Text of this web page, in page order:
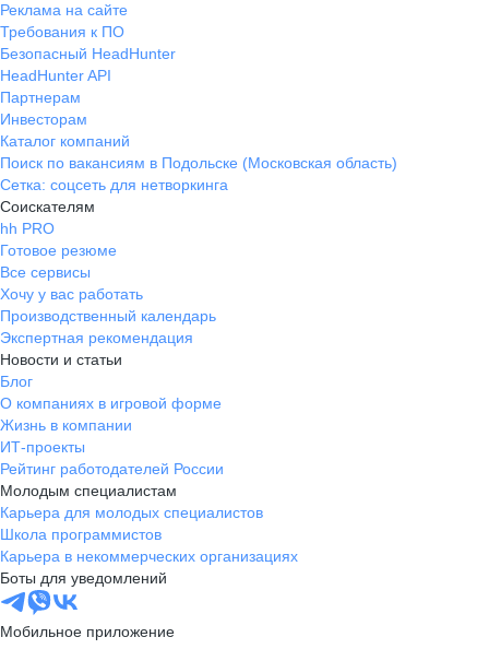
Реклама на сайте
Требования к ПО
Безопасный HeadHunter
HeadHunter API
Партнерам
Инвесторам
Каталог компаний
Поиск по вакансиям в Подольске (Московская область)
Сетка: соцсеть для нетворкинга
Соискателям
hh PRO
Готовое резюме
Все сервисы
Хочу у вас работать
Производственный календарь
Экспертная рекомендация
Новости и статьи
Блог
О компаниях в игровой форме
Жизнь в компании
ИТ-проекты
Рейтинг работодателей России
Молодым специалистам
Карьера для молодых специалистов
Школа программистов
Карьера в некоммерческих организациях
Боты для уведомлений
Мобильное приложение